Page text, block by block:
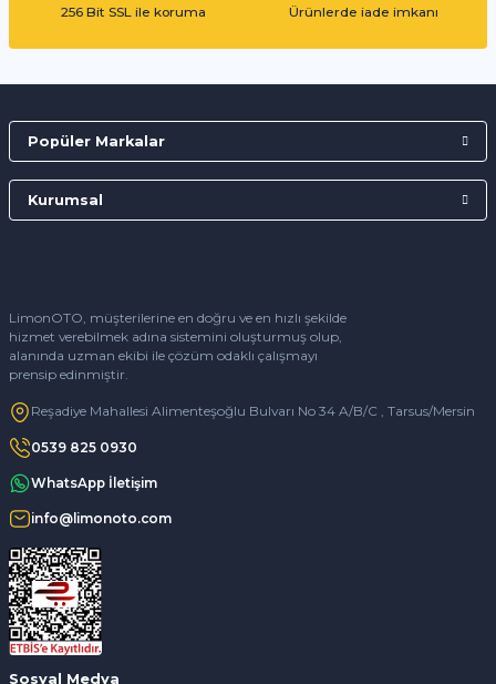
256 Bit SSL ile koruma
Ürünlerde iade imkanı
LimonOTO, müşterilerine en doğru ve en hızlı şekilde
hizmet verebilmek adına sistemini oluşturmuş olup,
alanında uzman ekibi ile çözüm odaklı çalışmayı
prensip edinmiştir.
Reşadiye Mahallesi Alimenteşoğlu Bulvarı No 34 A/B/C , Tarsus/Mersin
0539 825 0930
WhatsApp İletişim
info@limonoto.com
Popüler Markalar
Kurumsal
Sosyal Medya